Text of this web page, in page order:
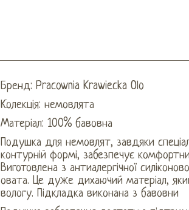
Бренд: Pracownia Krawiecka Olo
Колекція: немовлята
Матеріал: 100% бавовна
Подушка для немовлят, завдяки
контурній формі, забезпечує
Виготовлена ​​з антиалергічної
овата. Це дуже дихаючий матеріал,
вологу. Підкладка виконана з бавовни